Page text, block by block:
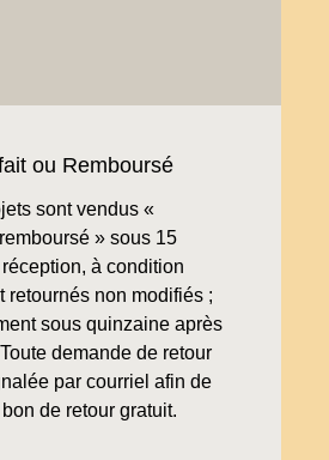
ou Remboursé
sont vendus «
» sous 15
à condition
retournés non modifiés ;
sous quinzaine après
demande de retour
par courriel afin de
de retour gratuit.